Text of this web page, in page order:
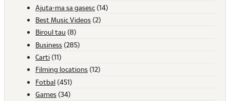
Ajuta-ma sa gasesc (14)
Best Music Videos (2)
Biroul tau (8)
Business (285)
Carti (11)
Filming locations (12)
Fotbal (451)
Games (34)